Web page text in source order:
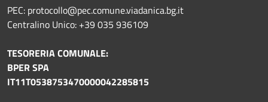
PEC: protocollo@pec.comune.viadanica.bg.it
Centralino Unico: +39 035 936109
TESORERIA COMUNALE:
BPER SPA
IT11T0538753470000042285815